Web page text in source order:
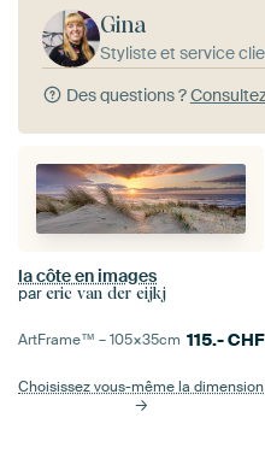
Gina
Styliste et service
Des questions ?
la côte en images
par eric van der eijkj
ArtFrame™ –105×35cm 115.-CHF
Choisissez vous-même la dimension